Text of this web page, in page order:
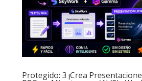
Protegido: 3 ¡Crea